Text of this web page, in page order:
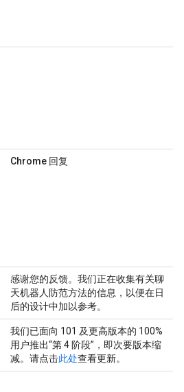
Chrome 回复
感谢您的反馈。我们正在收集有关聊
天机器人防范方法的信息，以便在日
后的设计中加以参考。
我们已面向 101 及更高版本的 100%
用户推出“第 4 阶段”，即次要版本缩
减。请点击此处查看更新。